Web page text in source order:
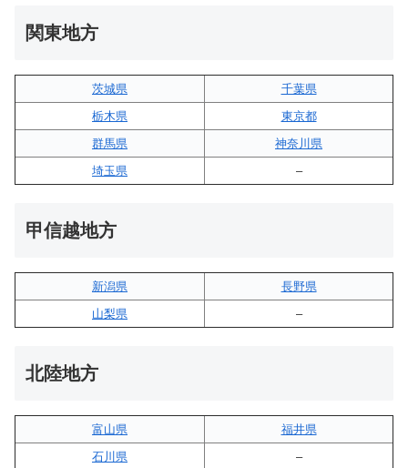
関東地方
茨城県
千葉県
栃木県
東京都
群馬県
神奈川県
埼玉県
–
甲信越地方
新潟県
長野県
山梨県
–
北陸地方
富山県
福井県
石川県
–